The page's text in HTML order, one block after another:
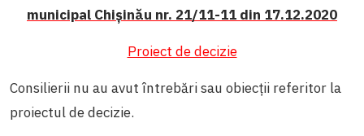
municipal Chișinău nr. 21/11-11 din 17.12.2020
Proiect de decizie
Consilierii nu au avut întrebări sau obiecții referitor la
proiectul de decizie.